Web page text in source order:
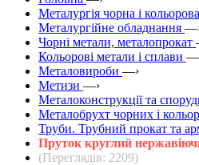
Металургія чорна і кольорова
Металургійне обладнання
Чорні метали, металопрокат
Кольорові метали і сплави
Металовироби —›
Метизи —›
Металоконструкції та
Металобрухт чорних і
Труби. Трубний прокат та
Пруток круглий
(Переглядів: 2209)